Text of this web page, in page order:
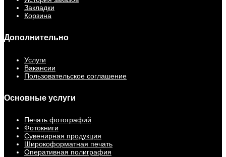
Закладки
Корзина
Дополнительно
Услуги
Вакансии
Пользовательское соглашение
Основные услуги
Печать фотографий
Фотокниги
Сувенирная продукция
Широкоформатная печать
Оперативная полиграфия